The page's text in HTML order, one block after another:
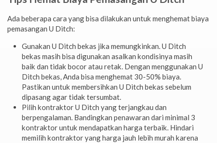
Ada beberapa cara yang bisa dilakukan untuk menghemat biaya
pemasangan U Ditch:
Gunakan U Ditch bekas jika memungkinkan. U Ditch
bekas masih bisa digunakan asalkan kondisinya masih
baik dan tidak bocor atau retak. Dengan menggunakan U
Ditch bekas, Anda bisa menghemat 30-50% biaya.
Pastikan untuk membersihkan U Ditch bekas sebelum
dipasang agar tidak tersumbat.
Pilih kontraktor U Ditch yang terjangkau dan
berpengalaman. Bandingkan penawaran dari minimal 3
kontraktor untuk mendapatkan harga terbaik. Hindari
memilih kontraktor yang harga jauh lebih murah karena